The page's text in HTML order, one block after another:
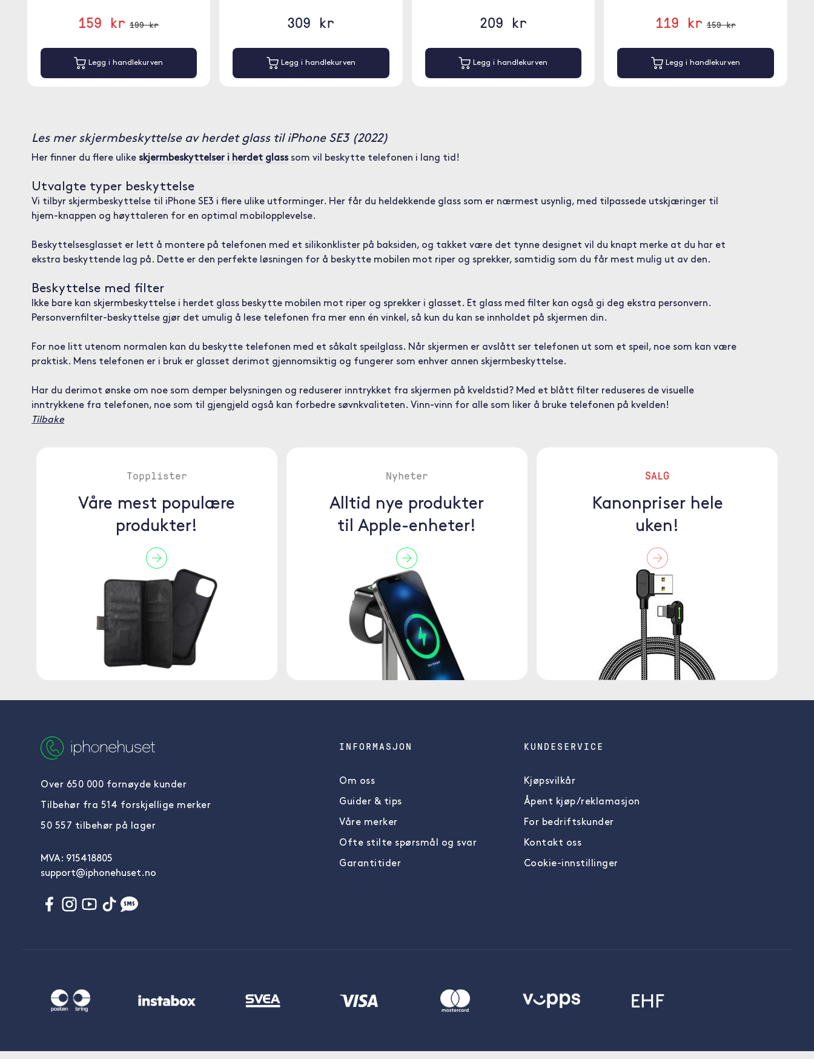
159 kr 199 kr
Legg i handlekurven
309 kr
Legg i handlekurven
209 kr
Legg i handlekurven
119 kr 159 kr
Legg i handlekurven
Les mer skjermbeskyttelse av herdet glass til iPhone SE3 (2022)
Her finner du flere ulike skjermbeskyttelser i herdet glasssom vil beskytte telefonen i lang tid!
Utvalgte typer beskyttelse
Vi tilbyr skjermbeskyttelse til iPhone SE3 i flere ulike utforminger. Her får du heldekkende glass som er nærmest usynlig, med tilpassede utskjæringer til
hjem-knappen og høyttaleren for en optimal mobilopplevelse.
Beskyttelsesglasset er lett å montere på telefonen med et silikonklister på baksiden, og takket være det tynne designet vil du knapt merke at du har et
ekstra beskyttende lag på. Dette er den perfekte løsningen for å beskytte mobilen mot riper og sprekker, samtidig som du får mest mulig ut av den.
Beskyttelse med filter
Ikke bare kan skjermbeskyttelse i herdet glass beskytte mobilen mot riper og sprekker i glasset. Et glass med filter kan også gi deg ekstra personvern.
Personvernfilter-beskyttelse gjør det umulig å lese telefonen fra mer enn én vinkel, så kun du kan se innholdet på skjermen din.
For noe litt utenom normalen kan du beskytte telefonen med et såkalt speilglass. Når skjermen er avslått ser telefonen ut som et speil, noe som kan være
praktisk. Mens telefonen er i bruk er glasset derimot gjennomsiktig og fungerer som enhver annen skjermbeskyttelse.
Har du derimot ønske om noe som demper belysningen og reduserer inntrykket fra skjermen på kveldstid? Med et blått filter reduseres de visuelle
inntrykkene fra telefonen, noe som til gjengjeld også kan forbedre søvnkvaliteten. Vinn-vinn for alle som liker å bruke telefonen på kvelden!
Tilbake
Topplister
Våre mest populære
produkter!
Nyheter
Alltid nye produkter
til Apple-enheter!
SALG
Kanonpriser hele
uken!
Over 650 000 fornøyde kunder
Tilbehør fra 514 forskjellige merker
50 557 tilbehør på lager
MVA: 915418805
support@iphonehuset.no
INFORMASJON
Om oss
Guider & tips
Våre merker
Ofte stilte spørsmål og svar
Garantitider
KUNDESERVICE
Kjøpsvilkår
Åpent kjøp/reklamasjon
For bedriftskunder
Kontakt oss
Cookie-innstillinger